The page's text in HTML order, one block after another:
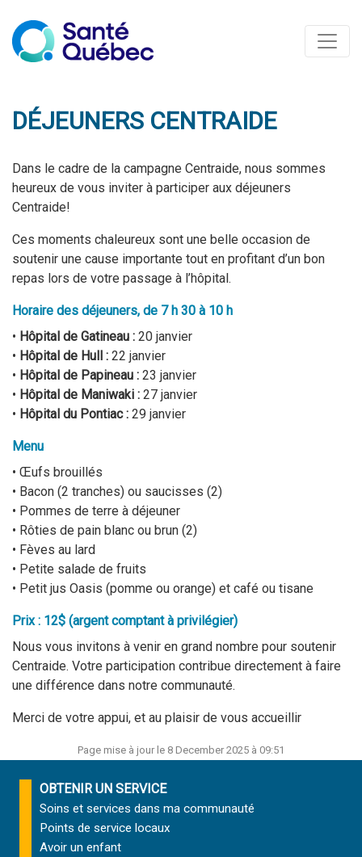
DÉJEUNERS CENTRAIDE
Dans le cadre de la campagne Centraide, nous sommes
heureux de vous inviter à participer aux déjeuners
Centraide!
Ces moments chaleureux sont une belle occasion de
soutenir une cause importante tout en profitant d’un bon
repas lors de votre passage à l’hôpital.
Horaire des déjeuners, de 7 h 30 à 10 h
• Hôpital de Gatineau : 20 janvier
• Hôpital de Hull : 22 janvier
• Hôpital de Papineau : 23 janvier
• Hôpital de Maniwaki : 27 janvier
• Hôpital du Pontiac : 29 janvier
Menu
• Œufs brouillés
• Bacon (2 tranches) ou saucisses (2)
• Pommes de terre à déjeuner
• Rôties de pain blanc ou brun (2)
• Fèves au lard
• Petite salade de fruits
• Petit jus Oasis (pomme ou orange) et café ou tisane
Prix : 12$ (argent comptant à privilégier)
Nous vous invitons à venir en grand nombre pour soutenir
Centraide. Votre participation contribue directement à faire
une différence dans notre communauté.
Merci de votre appui, et au plaisir de vous accueillir
Page mise à jour le 8 December 2025 à 09:51
OBTENIR UN SERVICE
Soins et services dans ma communauté
Points de service locaux
Avoir un enfant